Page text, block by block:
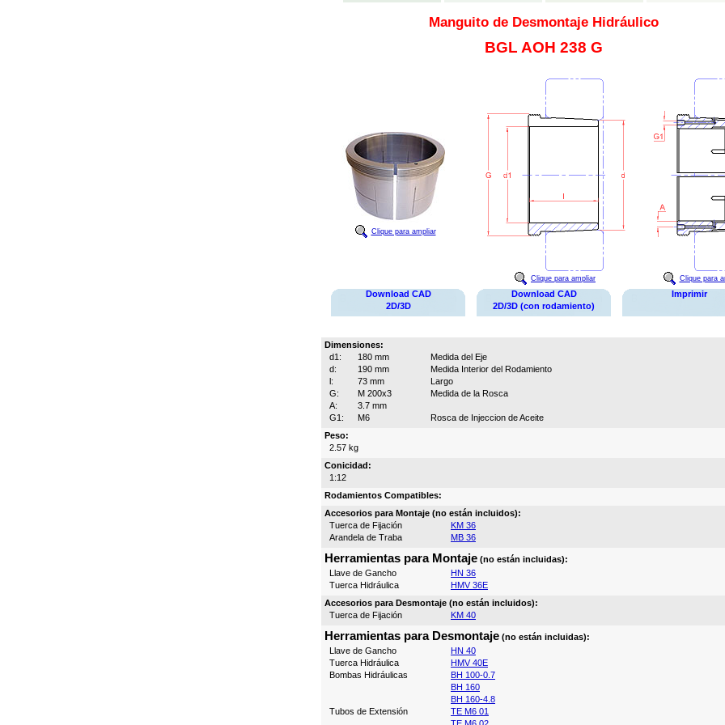
Manguito de Desmontaje Hidráulico
BGL AOH 238 G
Clique para ampliar
Clique para ampliar Clique para
Download CAD
2D/3D
Download CAD
2D/3D (con rodamiento)
Imprimir
Dimensiones:
d1:
180 mm
Medida del Eje
d:
190 mm
Medida Interior del Rodamiento
l:
73 mm
Largo
G:
M 200x3
Medida de la Rosca
A:
3.7 mm
G1:
M6
Rosca de Injeccion de Aceite
Peso:
2.57 kg
Conicidad:
1:12
Rodamientos Compatibles:
Accesorios para Montaje (no están incluidos):
Tuerca de Fijación
KM 36
Arandela de Traba
MB 36
Herramientas para Montaje (no están incluidas):
Llave de Gancho
HN 36
Tuerca Hidráulica
HMV 36E
Accesorios para Desmontaje (no están incluidos):
Tuerca de Fijación
KM 40
Herramientas para Desmontaje (no están incluidas):
Llave de Gancho
HN 40
Tuerca Hidráulica
HMV 40E
Bombas Hidráulicas
BH 100-0.7
BH 160
BH 160-4.8
Tubos de Extensión
TE M6 01
TE M6 02